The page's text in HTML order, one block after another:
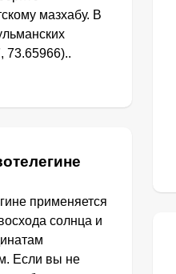
мазхабу. В
73.65966)..
применяется
солнца и
Если вы не